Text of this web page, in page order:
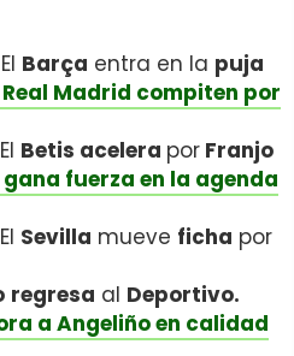
El Barça entra en la puja
Madrid compiten por
El Betis acelera por Franjo
fuerza en la agenda
El Sevilla mueve ficha por
regresa al Deportivo.
a Angeliño en calidad